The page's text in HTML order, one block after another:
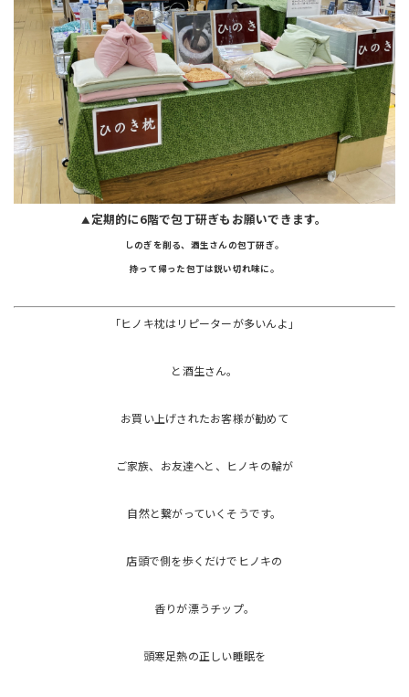
▲定期的に6階で包丁研ぎもお願いできます。
しのぎを削る、酒生さんの包丁研ぎ。
持って帰った包丁は鋭い切れ味に。
「ヒノキ枕はリピーターが多いんよ」
と酒生さん。
お買い上げされたお客様が勧めて
ご家族、お友達へと、ヒノキの輪が
自然と繋がっていくそうです。
店頭で側を歩くだけでヒノキの
香りが漂うチップ。
頭寒足熱の正しい睡眠を